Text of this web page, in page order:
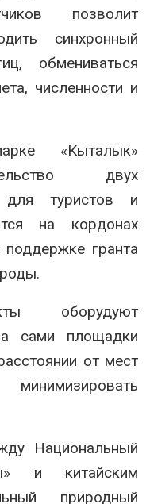
позволит
синхронный
обмениваться
численности и
«Кыталык»
двух
для туристов и
на кордонах
гранта
оборудуют
а сами площадки
от мест
Национальный
и китайским
природный